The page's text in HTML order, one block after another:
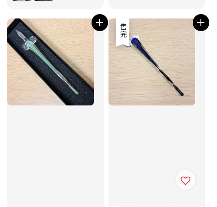
售完